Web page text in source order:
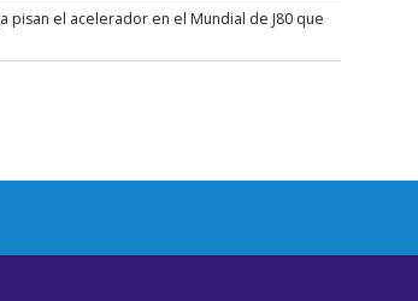
pisan el acelerador en el Mundial de J80 que